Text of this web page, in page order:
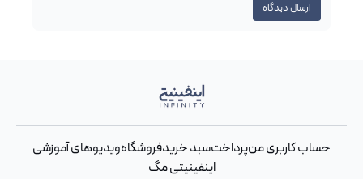
حساب کاربری منپرداختسبد خریدفروشگاهویدیوهای آموزشی
اینفینیتی مگ